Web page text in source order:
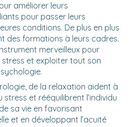
améliorer leurs
pour passer leurs
conditions. De plus en plus
des formations à leurs cadres.
merveilleux pour
et exploiter tout son
de la relaxation aident à
et rééquilibrent l’individu
sa vie en favorisant
et en développant l’acuité